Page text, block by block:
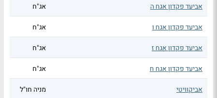
אביעד פקדון אגח ה אג"ח
אביעד פקדון אגח ו אג"ח
אביעד פקדון אגח ז אג"ח
אביעד פקדון אגח ח אג"ח
אביקוויטי מניה חו"ל